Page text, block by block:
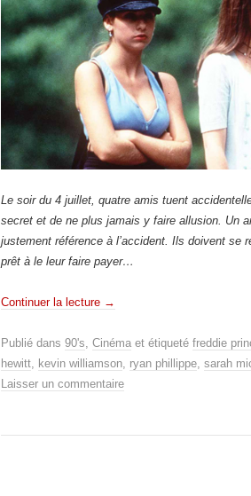
Le soir du 4 juillet, quatre amis tuent
secret et de ne plus jamais y faire allusion. Un
justement référence à l’accident. Ils doivent se
prêt à le leur faire payer…
Continuer la lecture →
Publié dans 90's Cinéma et étiqueté freddie
hewitt
kevin williamson ryan phillippe sarah
Laisser un commentaire